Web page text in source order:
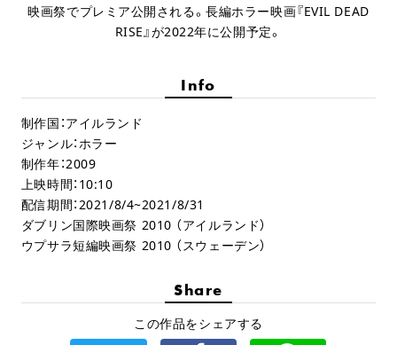
映画祭でプレミア公開される。長編ホラー映画『EVIL DEAD
RISE』が2022年に公開予定。
Info
制作国：アイルランド
ジャンル：ホラー
制作年：2009
上映時間：10:10
配信期間：2021/8/4~2021/8/31
ダブリン国際映画祭 2010 （アイルランド）
ウプサラ短編映画祭 2010 （スウェーデン）
Share
この作品をシェアする